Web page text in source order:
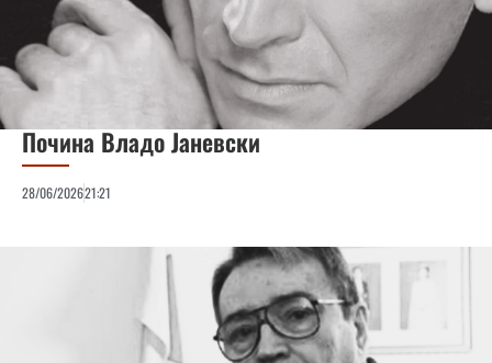
Почина Владо Јаневски
28/06/202621:21